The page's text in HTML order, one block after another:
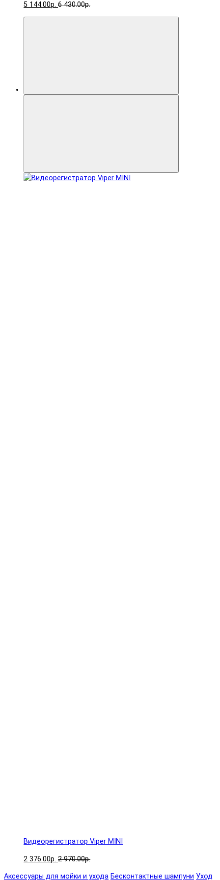
5 144.00р. 6 430.00р.
Видеорегистратор Viper MINI
2 376.00р. 2 970.00р.
Аксессуары для мойки и ухода Бесконтактные шампуни Уход